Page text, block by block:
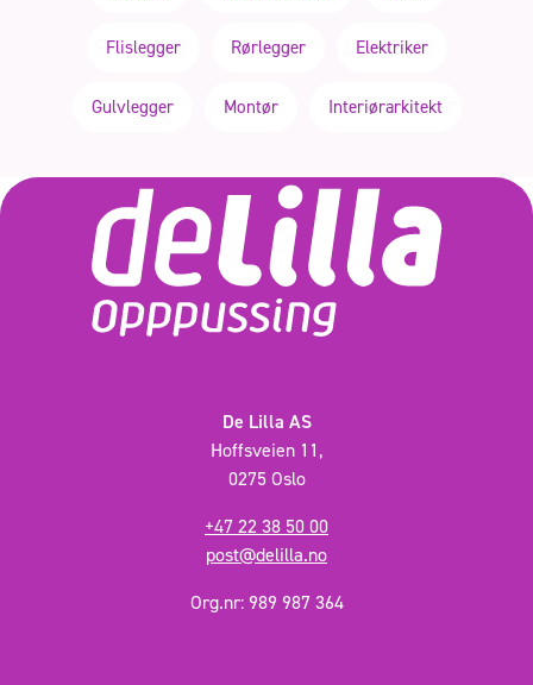
Flislegger Rørlegger Elektriker
Gulvlegger Montør Interiørarkitekt
De Lilla AS
Hoffsveien 11,
0275 Oslo
+47 22 38 50 00
post@delilla.no
Org.nr: 989 987 364